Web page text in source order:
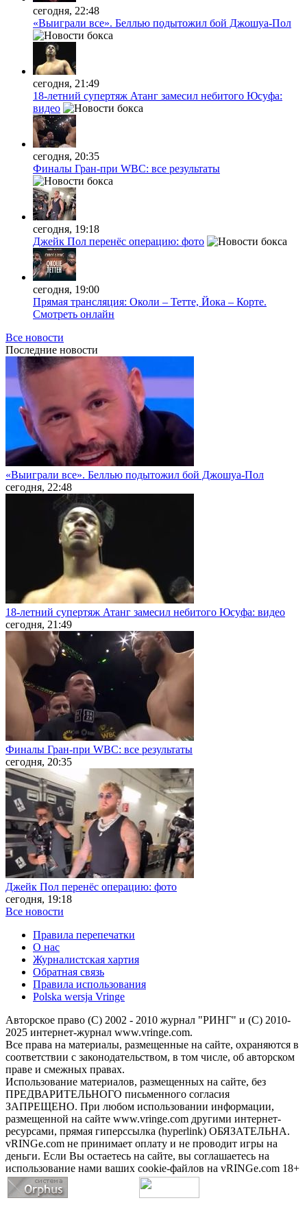
сегодня, 22:48
«Выиграли все». Беллью подытожил бой Джошуа-Пол
сегодня, 21:49
18-летний супертяж Атанг замесил небитого Юсуфа:
видео
сегодня, 20:35
Финалы Гран-при WBC: все результаты
сегодня, 19:18
Джейк Пол перенёс операцию: фото
сегодня, 19:00
Прямая трансляция: Околи – Тетте, Йока – Корте.
Смотреть онлайн
Все новости
Последние новости
«Выиграли все». Беллью подытожил бой Джошуа-Пол
сегодня, 22:48
18-летний супертяж Атанг замесил небитого Юсуфа: видео
сегодня, 21:49
Финалы Гран-при WBC: все результаты
сегодня, 20:35
Джейк Пол перенёс операцию: фото
сегодня, 19:18
Все новости
Правила перепечатки
О нас
Журналистская хартия
Обратная связь
Правила использования
Polska wersja Vringe
Авторское право (С) 2002 - 2010 журнал "РИНГ" и (С) 2010-
2025 интернет-журнал www.vringe.com.
Все права на материалы, размещенные на сайте, охраняются в
соответствии с законодательством, в том числе, об авторском
праве и смежных правах.
Использование материалов, размещенных на сайте, без
ПРЕДВАРИТЕЛЬНОГО письменного согласия
ЗАПРЕЩЕНО. При любом использовании информации,
размещенной на сайте www.vringe.com другими интернет-
ресурсами, прямая гиперссылка (hyperlink) ОБЯЗАТЕЛЬНА.
vRINGe.com не принимает оплату и не проводит игры на
деньги. Если Вы остаетесь на сайте, вы соглашаетесь на
использование нами ваших cookie-файлов на vRINGe.com 18+